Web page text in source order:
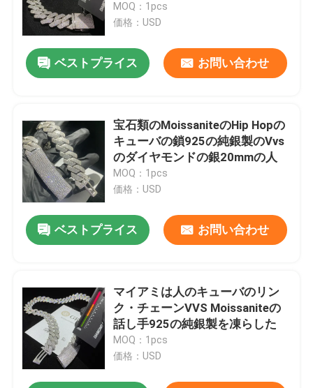
家
プロダクト
MOQ：1pcs
価格：USD
ベストプライス お問い合わせ
宝石類のMoissaniteのHip Hopの
キューバの鎖925の純銀製のVvs
のダイヤモンドの銀20mmの人
MOQ：1pcs
価格：USD
ベストプライス お問い合わせ
マイアミは人のキューバのリン
ク・チェーンVVS Moissaniteの
話し手925の純銀製を凍らした
MOQ：1pcs
価格：USD